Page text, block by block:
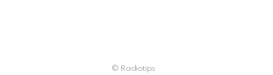
© Radiotips